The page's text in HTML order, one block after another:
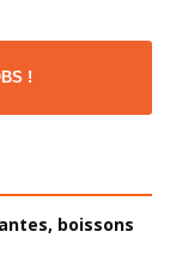
!
boissons